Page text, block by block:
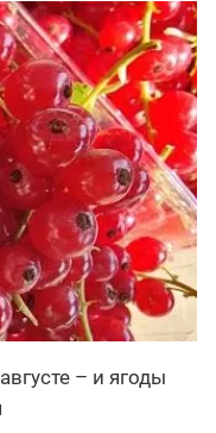
– и ягоды